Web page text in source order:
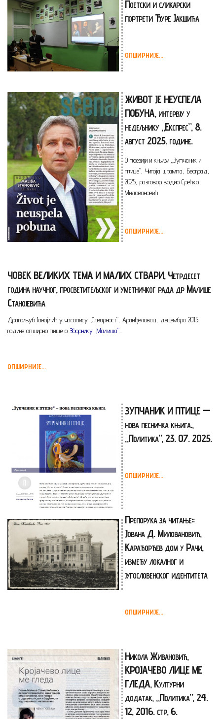
Поетски и сликарски
портрети Ђуре Јакшића
ОПШИРНИЈЕ...
ЖИВОТ ЈЕ НЕУСПЕЛА
ПОБУНА, интервју у
недељнику „Експрес”, 8.
август 2025. године.
О поезији и књизи „Зупчаник и
птице”, Чигоја штампа, Београд,
2025, разговор водио Срећко
Миловановић
ОПШИРНИЈЕ...
ЧОВЕК ВЕЛИКИХ ТЕМА И МАЛИХ СТВАРИ, Четрдесет
година научног, просветитељског и уметничког рада др Малише
Станојевића
Драгољуб Јанојлић у часопису „Стварност”, Аранђеловац, децембра 2015.
године опширно пише о Зборнику „Малиша”
ОПШИРНИЈЕ...
ЗУПЧАНИК И ПТИЦЕ —
нова песничка књига.,
„Политика”, 23. 07. 2025.
ОПШИРНИЈЕ...
Препорука за читање::
Јована Д. Миловановић,
Карађорђев дом у Рачи,
између локалног и
југословенског идентитета
ОПШИРНИЈЕ...
Никола Живановић,
КРОЈАЧЕВО ЛИЦЕ МЕ
ГЛЕДА, Културни
додатак, „Политика”, 24.
12, 2016. стр, 6.